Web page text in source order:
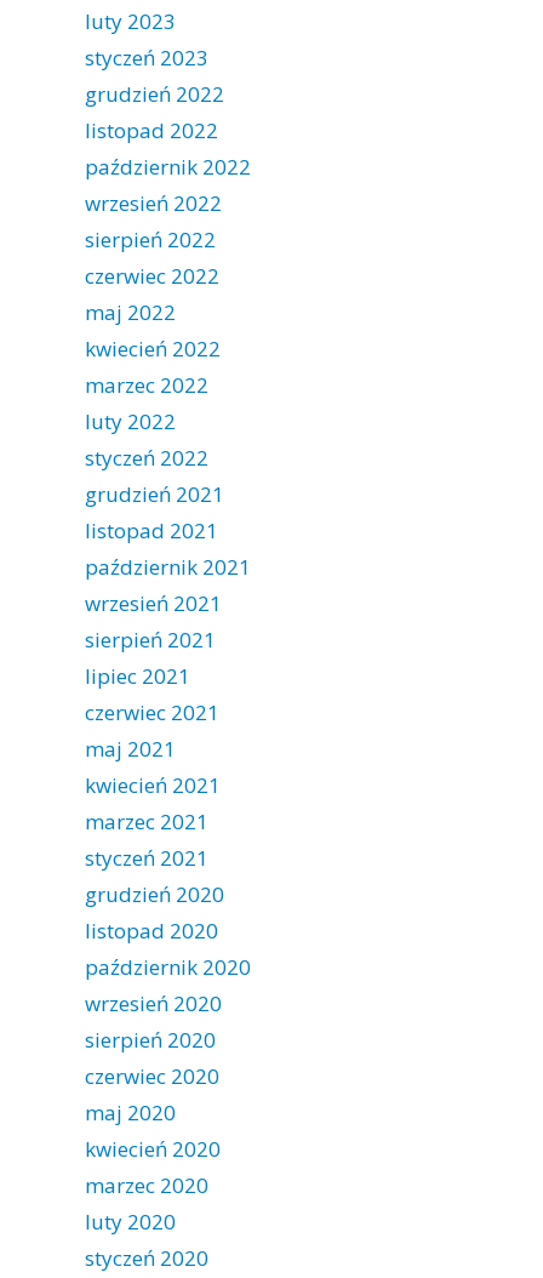
luty 2023
styczeń 2023
grudzień 2022
listopad 2022
październik 2022
wrzesień 2022
sierpień 2022
czerwiec 2022
maj 2022
kwiecień 2022
marzec 2022
luty 2022
styczeń 2022
grudzień 2021
listopad 2021
październik 2021
wrzesień 2021
sierpień 2021
lipiec 2021
czerwiec 2021
maj 2021
kwiecień 2021
marzec 2021
styczeń 2021
grudzień 2020
listopad 2020
październik 2020
wrzesień 2020
sierpień 2020
czerwiec 2020
maj 2020
kwiecień 2020
marzec 2020
luty 2020
styczeń 2020